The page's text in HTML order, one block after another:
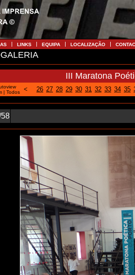
LINKS EQUIPA LOCALIZAÇÃO
III Maratona
| Todos < 26 27 28 29 30 31 32 33 34 35